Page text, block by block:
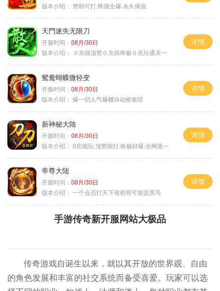
版本介绍： 赞助可打.终级全爆.永久保值.
天門迷失无限刀
开服时间： 08月/30日
版本介绍：
０充领顶赞０充得终极０充玩通关一
详情
鸳鸯蝴蝶微轻变
开服时间： 08月/30日
版本介绍： 爆一切人气爆棚自动捡收哇
详情
新神秘大陆
开服时间： 08月/30日
版本介绍： 0充能玩.顶赞能打.终极好爆.全网第一
详情
帝尊大陆
开服时间： 08月/30日
版本介绍： 一个会员打天下谁都有可能是黑马
详情
手游传奇新开服网站大极品
传奇游戏自诞生以来，就以其开放的世界观、自由
的角色发展和丰富的社交系统而备受喜爱。玩家可以选